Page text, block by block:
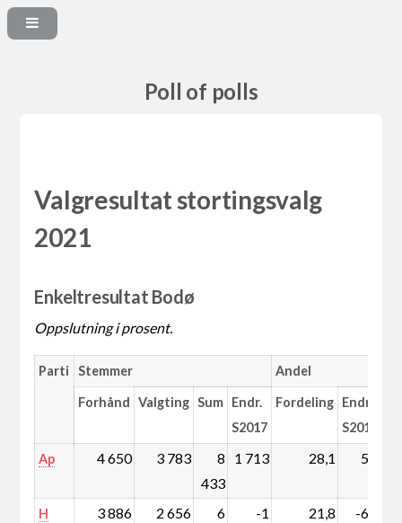
Poll of polls
Valgresultat stortingsvalg
2021
Enkeltresultat Bodø
Oppslutning i prosent.
Parti Stemmer Andel
Forhånd Valgting Sum Endr.
S2017
Fordeling Endr.
S2017
Ap 4 650 3 783
8
433
1 713 28,1 5,2
H 3 886 2 656
6
-1
21,8 -6,0